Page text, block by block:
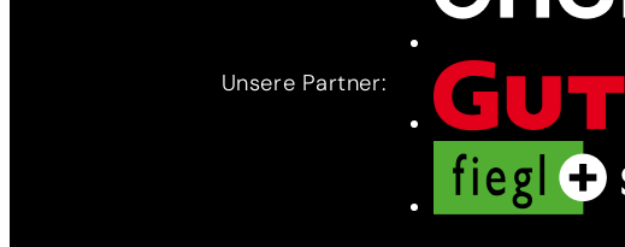
Unsere Partner: